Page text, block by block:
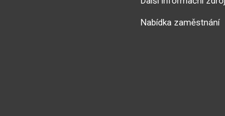
Nabídka zaměstnání